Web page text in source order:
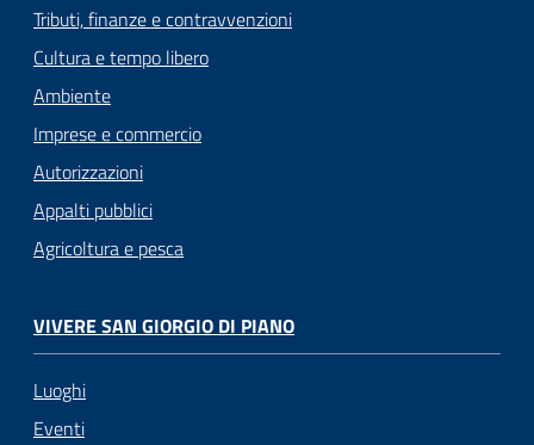
Tributi, finanze e contravvenzioni
Cultura e tempo libero
Ambiente
Imprese e commercio
Autorizzazioni
Appalti pubblici
Agricoltura e pesca
VIVERE SAN GIORGIO DI PIANO
Luoghi
Eventi